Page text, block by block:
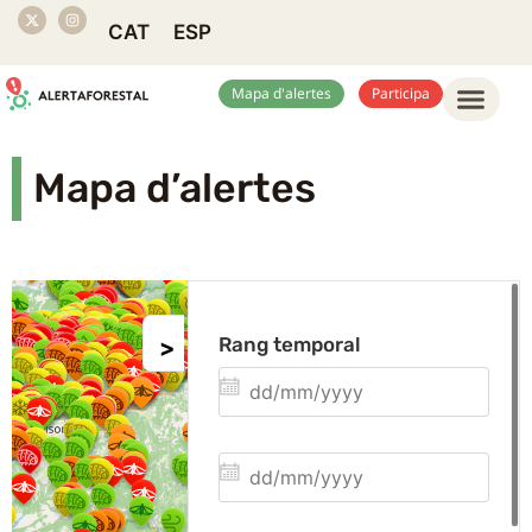
CAT ESP
Mapa d'alertes Participa
Mapa d’alertes
Rang temporal